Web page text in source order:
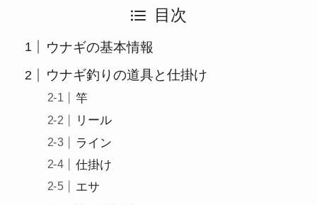
目次
ウナギの基本情報
ウナギ釣りの道具と仕掛け
竿
リール
ライン
仕掛け
エサ